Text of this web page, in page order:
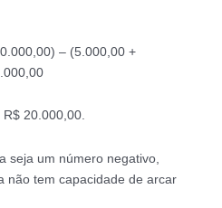
– (5.000,00 +
20.000,00.
seja um número negativo,
não tem capacidade de arcar